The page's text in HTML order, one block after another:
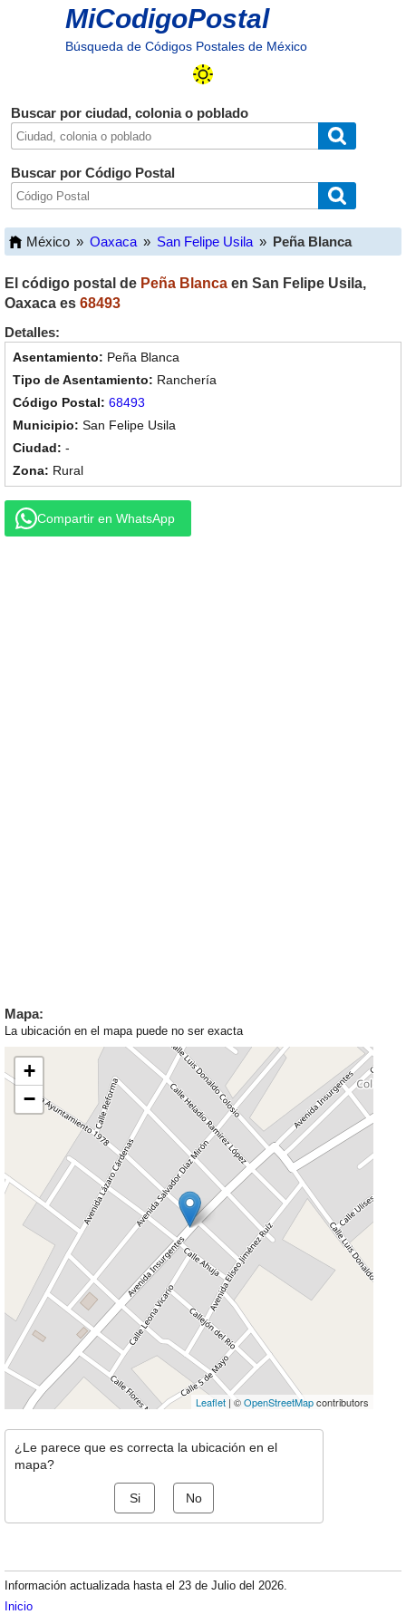
MiCodigoPostal
Búsqueda de Códigos Postales de México
Buscar por ciudad, colonia o poblado
Buscar por Código Postal
México » Oaxaca » San Felipe Usila » Peña Blanca
El código postal de Peña Blanca en San Felipe Usila,
Oaxaca es 68493
Detalles:
Peña Blanca
Ranchería
68493
San Felipe Usila
-
Rural
Compartir en WhatsApp
Mapa:
La ubicación en el mapa puede no ser exacta
+
−
Leaflet | ©OpenStreetMapcontributors
¿Le parece que es correcta la ubicación en el
mapa?
Si No
Información actualizada hasta el 23 de Julio del 2026.
Inicio